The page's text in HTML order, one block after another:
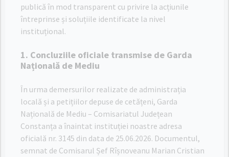
publică în mod transparent cu privire la acțiunile
întreprinse și soluțiile identificate la nivel
instituțional.
1. Concluziile oficiale transmise de Garda
Națională de Mediu
În urma demersurilor realizate de administrația
locală și a petițiilor depuse de cetățeni, Garda
Națională de Mediu – Comisariatul Județean
Constanța a înaintat instituției noastre adresa
oficială nr. 3145 din data de 25.06.2026. Documentul,
semnat de Comisarul Șef Rîșnoveanu Marian Cristian